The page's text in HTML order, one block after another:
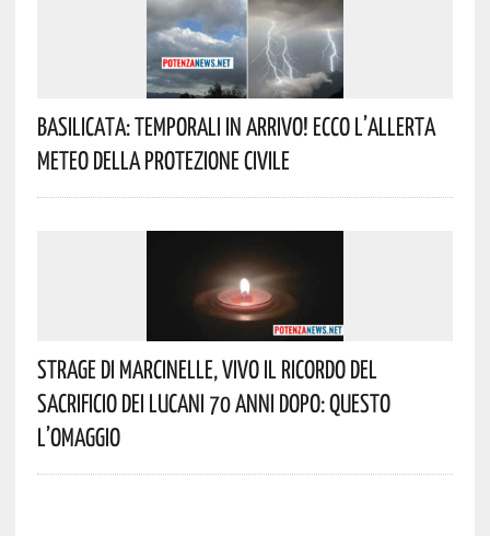
Basilicata: Temporali In Arrivo! Ecco L’allerta
Meteo Della Protezione Civile
Strage Di Marcinelle, Vivo Il Ricordo Del
Sacrificio Dei Lucani 70 Anni Dopo: Questo
L’omaggio